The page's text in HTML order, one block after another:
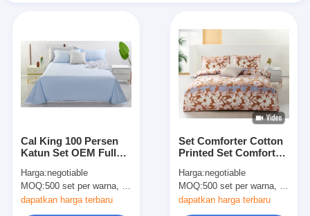
Cal King 100 Persen
Katun Set OEM Full
Harga:negotiable
MOQ:500 set per warna, bisa dinegosiasikan
dapatkan harga terbaru
Set Comforter Cotton
Printed Set Comforter
bernapas
Harga:negotiable
MOQ:500 set per warna, bisa dinegosiasikan
dapatkan harga terbaru